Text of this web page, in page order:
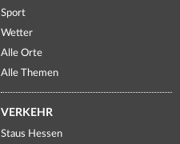
Sport
Wetter
Alle Orte
Alle Themen
VERKEHR
Staus Hessen